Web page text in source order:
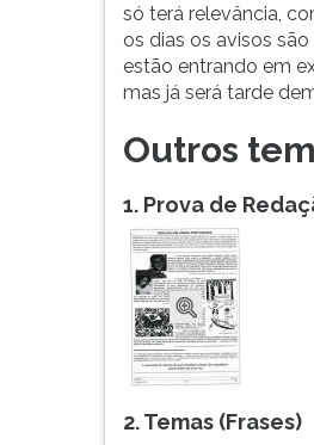
só terá relevância,
os dias os avisos
estão entrando em
mas já será tarde
Outros
1. Prova de
2. Temas (Frases)